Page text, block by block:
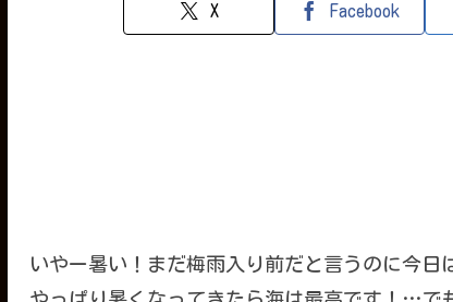
X Facebook
いやー暑い！まだ梅雨入り前だと言うのに今日